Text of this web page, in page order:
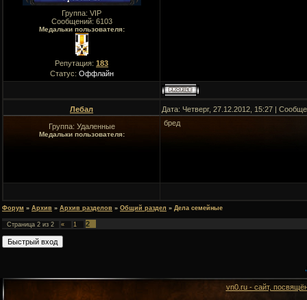
Группа: VIP
Сообщений: 6103
Медальки пользователя:
Репутация: 183
Статус: Оффлайн
Лебал Дата: Четверг, 27.12.2012, 15:27 |
Группа: Удаленные
Медальки пользователя:
бред
Форум » Архив » Архив разделов » Общий раздел » Дела семейные
Страница 2 из 2 « 1 2
vn0.ru - сайт,